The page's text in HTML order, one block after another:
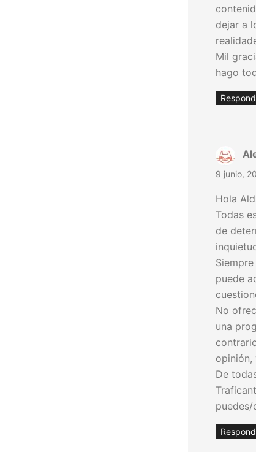
dejar a
Mil
hago
9 junio,
Hola
Todas
de
puede
No
una
opinión,
De